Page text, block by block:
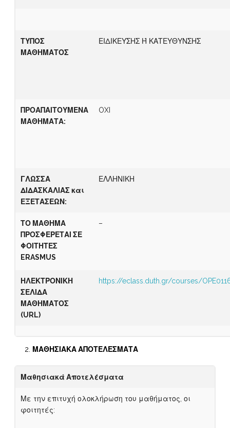
ΤΥΠΟΣ
ΜΑΘΗΜΑΤΟΣ
ΕΙΔΙΚΕΥΣΗΣ Ή ΚΑΤΕΥΘΥΝΣΗΣ
ΠΡΟΑΠΑΙΤΟΥΜΕΝΑ
ΜΑΘΗΜΑΤΑ:
OXI
ΓΛΩΣΣΑ
ΔΙΔΑΣΚΑΛΙΑΣ και
ΕΞΕΤΑΣΕΩΝ:
ΕΛΛΗΝΙΚΗ
ΤΟ ΜΑΘΗΜΑ
ΠΡΟΣΦΕΡΕΤΑΙ ΣΕ
ΦΟΙΤΗΤΕΣ
ERASMUS
–
ΗΛΕΚΤΡΟΝΙΚΗ
ΣΕΛΙΔΑ
ΜΑΘΗΜΑΤΟΣ
(URL)
https://eclass.duth.gr/courses/
ΜΑΘΗΣΙΑΚΑ ΑΠΟΤΕΛΕΣΜΑΤΑ
Μαθησιακά Αποτελέσματα
Με την επιτυχή ολοκλήρωση του μαθήματος, οι
φοιτητές: